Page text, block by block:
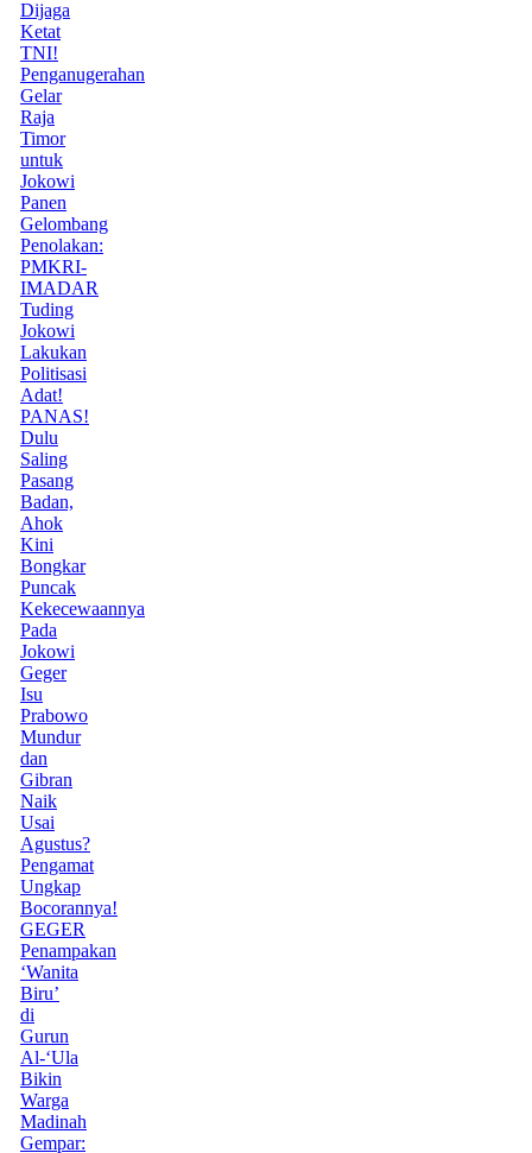
Dijaga
Ketat
TNI!
Penganugerahan
Gelar
Raja
Timor
untuk
Jokowi
Panen
Gelombang
Penolakan:
PMKRI-
IMADAR
Tuding
Jokowi
Lakukan
Politisasi
Adat!
PANAS!
Dulu
Saling
Pasang
Badan,
Ahok
Kini
Bongkar
Puncak
Kekecewaannya
Pada
Jokowi
Geger
Isu
Prabowo
Mundur
dan
Gibran
Naik
Usai
Agustus?
Pengamat
Ungkap
Bocorannya!
GEGER
Penampakan
‘Wanita
Biru’
di
Gurun
Al-‘Ula
Bikin
Warga
Madinah
Gempar: